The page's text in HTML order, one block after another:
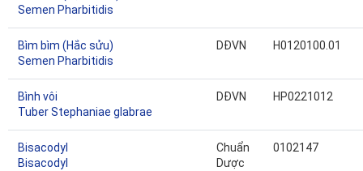
Semen Pharbitidis
Bìm bìm (Hắc sửu)
Semen Pharbitidis
DĐVN H0120100.01
Bình vôi
Tuber Stephaniae glabrae
DĐVN HP0221012
Bisacodyl
Bisacodyl
Chuẩn
Dược
0102147